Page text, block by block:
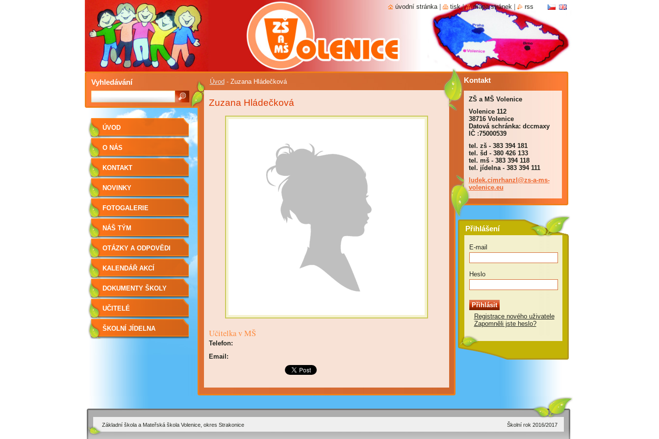
Úvod - Zuzana Hládečková
Zuzana Hládečková
Učitelka v MŠ
Telefon:
Email:
ÚVOD
O NÁS
KONTAKT
NOVINKY
FOTOGALERIE
NÁŠ TÝM
OTÁZKY A ODPOVĚDI
KALENDÁŘ AKCÍ
DOKUMENTY ŠKOLY
UČITELÉ
ŠKOLNÍ JÍDELNA
Kontakt
ZŠ a MŠ Volenice
Volenice 112
38716 Volenice
Datová schránka: dccmaxy
IČ :75000539
tel. zš - 383 394 181
tel. šd - 380 426 133
tel. mš - 383 394 118
tel. jídelna - 383 394 111
ludek.cimrhanzl@zs-a-ms-
volenice.eu
Přihlášení
E-mail
Heslo
Registrace nového uživatele
Zapomněli jste heslo?
Vyhledávání
úvodní stránka tisk | mapa stránek rss
Základní škola a Mateřská škola Volenice, okres Strakonice Školní rok 2016/2017